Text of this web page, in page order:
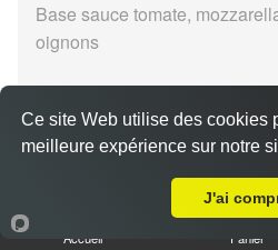
Base sauce tomate,
oignons
Accueil Panier
Ce site Web utilise des cookies
meilleure expérience sur notre
J'ai